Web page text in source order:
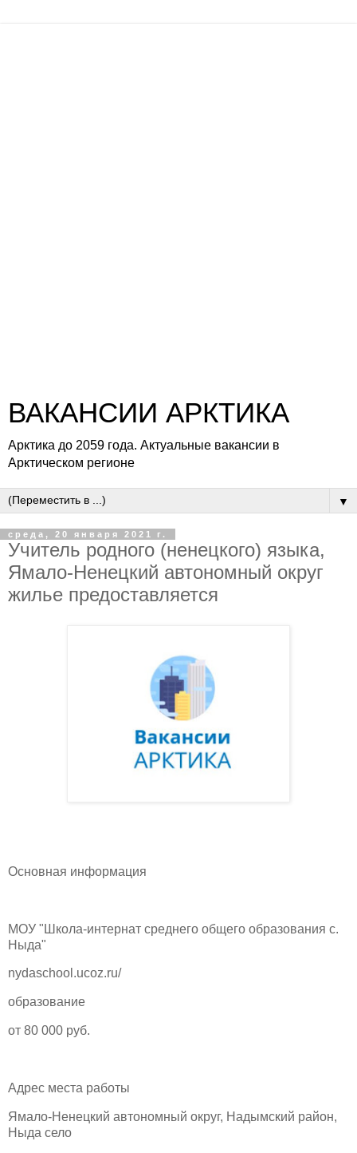
ВАКАНСИИ АРКТИКА
Арктика до 2059 года. Актуальные вакансии в
Арктическом регионе
▼
среда, 20 января 2021 г.
Учитель родного (ненецкого) языка,
Ямало-Ненецкий автономный округ
жилье предоставляется
Основная информация
МОУ "Школа-интернат среднего общего образования с.
Ныда"
nydaschool.ucoz.ru/
образование
от 80 000 руб.
Адрес места работы
Ямало-Ненецкий автономный округ, Надымский район,
Ныда село